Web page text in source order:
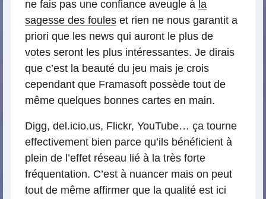
ne fais pas une confiance aveugle à la
sagesse des foules et rien ne nous garantit a
priori que les news qui auront le plus de
votes seront les plus intéressantes. Je dirais
que c’est la beauté du jeu mais je crois
cependant que Framasoft possède tout de
même quelques bonnes cartes en main.
Digg, del.icio.us, Flickr, YouTube… ça tourne
effectivement bien parce qu’ils bénéficient à
plein de l’effet réseau lié à la très forte
fréquentation. C’est à nuancer mais on peut
tout de même affirmer que la qualité est ici